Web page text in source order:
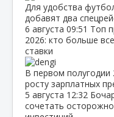
Для удобства
добавят два
6 августа 09:51 Топ
2026: кто больше
ставки
В первом полугодии
росту зарплатных
5 августа 12:32
сочетать